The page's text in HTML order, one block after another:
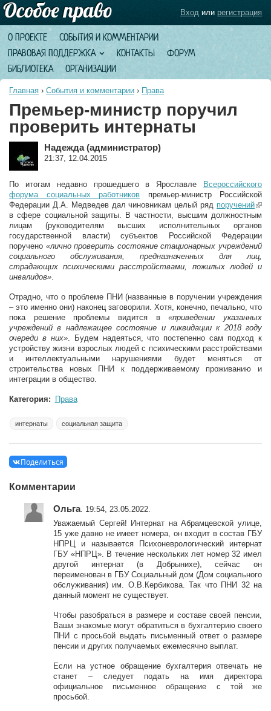
О ПРОЕКТЕ
СОБЫТИЯ И КОММЕНТАРИИ
ПРАВОВАЯ ПОДДЕРЖКА
КОНТАКТЫ
ФОРУМ
БИБЛИОТЕКА
ОРГАНИЗАЦИИ
Вход или регистрация
Главная › События и комментарии › Права
Премьер-министр поручил
проверить интернаты
Надежда (администратор)
21:37, 12.04.2015
По итогам недавно прошедшего в Ярославле
Всероссийского
форума социальных работников премьер-министр Российской
Федерации Д.А. Медведев дал чиновникам целый ряд поручений
в сфере социальной защиты. В частности, высшим должностным
лицам (руководителям высших исполнительных органов
государственной власти) субъектов Российской Федерации
поручено «лично проверить состояние стационарных учреждений
социального обслуживания, предназначенных для лиц,
страдающих психическими расстройствами, пожилых людей и
инвалидов».
Отрадно, что о проблеме ПНИ (названные в поручении учреждения
– это именно они) наконец заговорили. Хотя, конечно, печально, что
пока решение проблемы видится в«приведении указанных
учреждений в надлежащее состояние и ликвидации к 2018 году
очереди в них». Будем надеяться, что постепенно сам подход к
устройству жизни взрослых людей с психическими расстройствами
и интеллектуальными нарушениями будет меняться от
строительства новых ПНИ к поддерживаемому проживанию и
интеграции в общество.
Категория: Права
интернаты социальная защита
Поделиться
Комментарии
Ольга. 19:54, 23.05.2022.
Уважаемый Сергей! Интернат на Абрамцевской улице,
15 уже давно не имеет номера, он входит в состав ГБУ
НПРЦ и называется Психоневрологический интернат
ГБУ «НПРЦ». В течение нескольких лет номер 32 имел
другой интернат (в Добрынихе), сейчас он
переименован в ГБУ Социальный дом (Дом социального
обслуживания) им. О.В.Кербикова. Так что ПНИ 32 на
данный момент не существует.
Чтобы разобраться в размере и составе своей пенсии,
Ваши знакомые могут обратиться в бухгалтерию своего
ПНИ с просьбой выдать письменный ответ о размере
пенсии и других получаемых ежемесячно выплат.
Если на устное обращение бухгалтерия отвечать не
станет – следует подать на имя директора
официальное письменное обращение с той же
просьбой.